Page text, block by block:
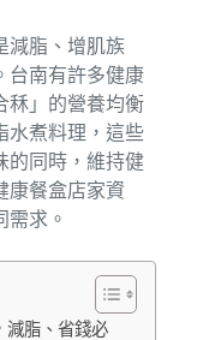
減脂、增肌族
台南有許多健康
秝」的營養均衡
水煮料理，這些
的同時，維持健
康餐盒店家資
需求。
減脂、省錢必